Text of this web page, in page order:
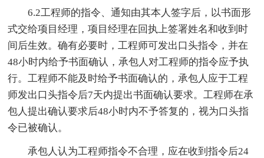
6.2工程师的指令、通知由其本人签字后，以书面形
式交给项目经理，项目经理在回执上签署姓名和收到时
间后生效。确有必要时，工程师可发出口头指令，并在
48小时内给予书面确认，承包人对工程师的指令应予执
行。工程师不能及时给予书面确认的，承包人应于工程
师发出口头指令后7天内提出书面确认要求。工程师在承
包人提出确认要求后48小时内不予答复的，视为口头指
令已被确认。
承包人认为工程师指令不合理，应在收到指令后24